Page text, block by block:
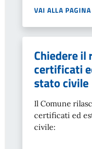
VAI ALLA PAGINA
Chiedere il
certificati
stato civile
Il Comune
certificati ed
civile: